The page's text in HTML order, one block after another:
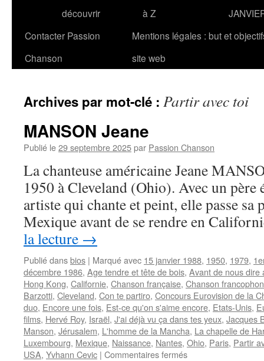
découvrir
à Z
Contacter Passion
Chanson
Mentions légales : but et
site web
Archives par mot-clé : Partir avec toi
MANSON Jeane
Publié le29 septembre 2025par Passion Chanson
La chanteuse américaine Jeane
1950 à Cleveland (Ohio). Avec un père
artiste qui chante et peint, elle passe sa
Mexique avant de se rendre en
la lecture →
Publié dansbios | Marqué avec 15 janvier 1988, 1950, 1979,
décembre 1986, Age tendre et tête de bois, Avant de nous dire
Hong Kong, Californie, Chanson française, Chanson
Barzotti, Cleveland, Con te partiro, Concours Eurovision de la
duo, Encore une fois, Est-ce qu'on s'aime encore, Etats-Unis,
films, Hervé Roy, Israël, J'ai déjà vu ça dans tes yeux, Jacques
Manson, Jérusalem, L'homme de la Mancha, La chapelle de
Luxembourg, Mexique, Naissance, Nantes, Ohio, Paris, Partir
USA, Yvhann Cevic | Commentaires ferméssur